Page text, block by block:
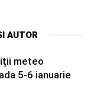
AUTOR
meteo
5-6 ianuarie